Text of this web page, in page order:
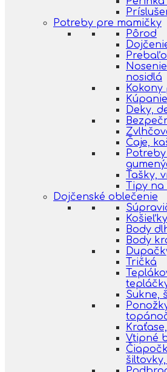
Potreby pre mamičky
Pôrod
nosidlá
Kúpanie
Deky,
Čaje,
Tašky,
Tipy
Dojčenské oblečenie
Body
Body
Tričká
Sukne,
Vtipné